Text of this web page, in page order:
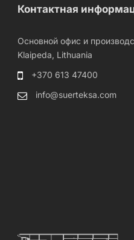
Контактная
Основной офис и
Klaipeda, Lithuania
+370 613 47400
info@suerteksa.com